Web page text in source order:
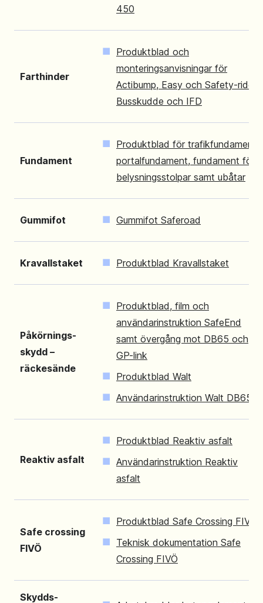
450
Farthinder
Produktblad och
monteringsanvisningar för
Actibump, Easy och Safety-rider,
Busskudde och IFD
Fundament
Produktblad för trafikfundament,
portalfundament, fundament för
belysningsstolpar samt ubåtar
Gummifot Gummifot Saferoad
Kravallstaket Produktblad Kravallstaket
Påkörnings-
skydd –
räckesände
Produktblad, film och
användarinstruktion SafeEnd
samt övergång mot DB65 och
GP-link
Produktblad Walt
Användarinstruktion Walt DB65
Reaktiv asfalt
Produktblad Reaktiv asfalt
Användarinstruktion Reaktiv
asfalt
Safe crossing
FIVÖ
Produktblad Safe Crossing FIVÖ
Teknisk dokumentation Safe
Crossing FIVÖ
Skydds-